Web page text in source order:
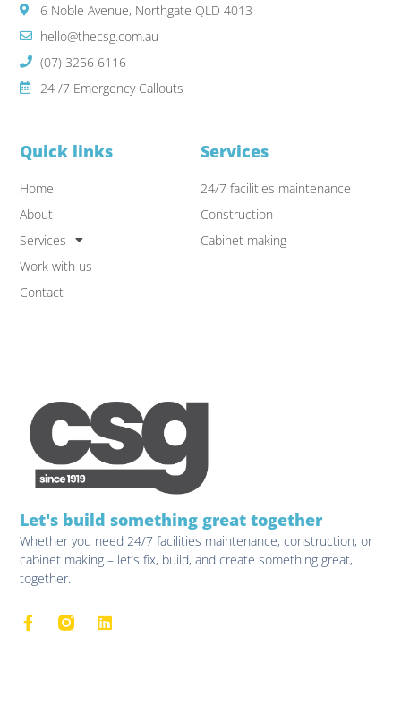
Let's build something great together
Whether you need 24/7 facilities maintenance, construction, or
cabinet making – let’s fix, build, and create something great,
together.
Services
24/7 facilities maintenance
Construction
Cabinet making
Quick links
Home
About
Services
Work with us
Contact
6 Noble Avenue, Northgate QLD 4013
hello@thecsg.com.au
(07) 3256 6116
24 /7 Emergency Callouts